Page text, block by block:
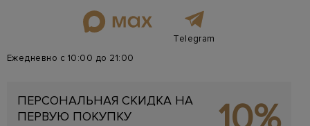
Telegram
Ежедневно с 10:00 до 21:00
ПЕРСОНАЛЬНАЯ СКИДКА НА
ПЕРВУЮ ПОКУПКУ